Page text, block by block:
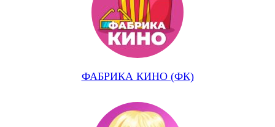
ФАБРИКА КИНО (ФК)